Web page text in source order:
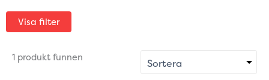
Visa filter
1 produkt funnen